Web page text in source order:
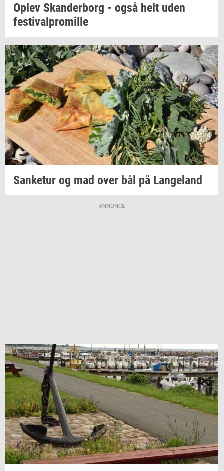
Oplev Skan­der­borg - også helt uden
festi­val­pro­mil­le
San­ke­tur og mad over bål på Lan­geland
ANNONCE